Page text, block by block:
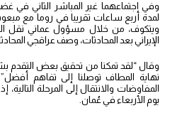
وفي اجتماعهما غير المباشر الثاني
لمدة أربع ساعات تقريبا في روما مع
ويتكوف، من خلال مسؤول عماني نقل
الإيراني بعد المحادثات، وصف عراقجي
وقال “لقد تمكنا من تحقيق بعض التقدم
نهاية المطاف توصلنا إلى تفاهم
المفاوضات والانتقال إلى المرحلة
يوم الأربعاء في عُمان.